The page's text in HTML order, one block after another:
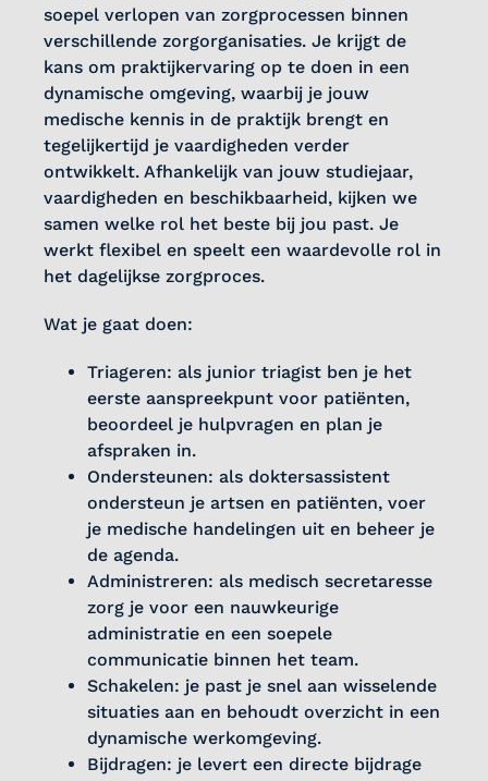
soepel verlopen van zorgprocessen binnen
verschillende zorgorganisaties. Je krijgt de
kans om praktijkervaring op te doen in een
dynamische omgeving, waarbij je jouw
medische kennis in de praktijk brengt en
tegelijkertijd je vaardigheden verder
ontwikkelt. Afhankelijk van jouw studiejaar,
vaardigheden en beschikbaarheid, kijken we
samen welke rol het beste bij jou past. Je
werkt flexibel en speelt een waardevolle rol in
het dagelijkse zorgproces.
Wat je gaat doen:
Triageren: als junior triagist ben je het
eerste aanspreekpunt voor patiënten,
beoordeel je hulpvragen en plan je
afspraken in.
Ondersteunen: als doktersassistent
ondersteun je artsen en patiënten, voer
je medische handelingen uit en beheer je
de agenda.
Administreren: als medisch secretaresse
zorg je voor een nauwkeurige
administratie en een soepele
communicatie binnen het team.
Schakelen: je past je snel aan wisselende
situaties aan en behoudt overzicht in een
dynamische werkomgeving.
Bijdragen: je levert een directe bijdrage